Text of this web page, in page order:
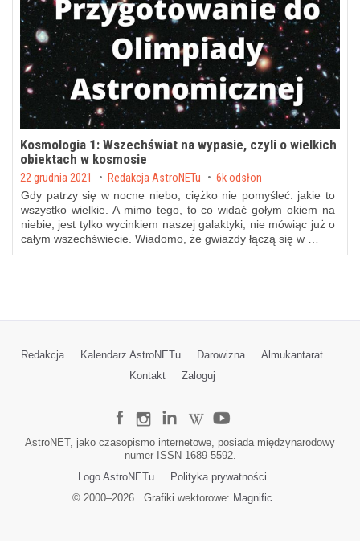
Kosmologia 1: Wszechświat na wypasie, czyli o wielkich
obiektach w kosmosie
Posted on
22 grudnia 2021 by Redakcja AstroNETu 6k odsłon
Gdy patrzy się w nocne niebo, ciężko nie pomyśleć: jakie to
wszystko wielkie. A mimo tego, to co widać gołym okiem na
niebie, jest tylko wycinkiem naszej galaktyki, nie mówiąc już o
całym wszechświecie. Wiadomo, że gwiazdy łączą się w …
Redakcja Kalendarz AstroNETu Darowizna
Almukantarat
Kontakt
Zaloguj
AstroNET, jako czasopismo internetowe, posiada międzynarodowy
numer ISSN 1689-5592.
Logo AstroNETu
Polityka prywatności
© 2000–2026Grafiki wektorowe: Magnific